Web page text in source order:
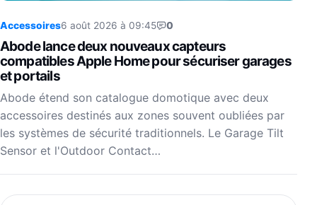
Accessoires6 août 2026 à 09:45 0
Abode lance deux nouveaux capteurs
compatibles Apple Home pour sécuriser garages
et portails
Abode étend son catalogue domotique avec deux
accessoires destinés aux zones souvent oubliées par
les systèmes de sécurité traditionnels. Le Garage Tilt
Sensor et l'Outdoor Contact…